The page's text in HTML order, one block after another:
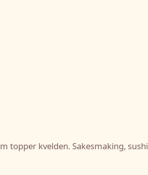
topper kvelden. Sakesmaking,